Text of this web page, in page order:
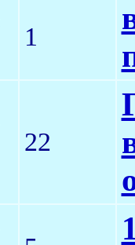
1
22